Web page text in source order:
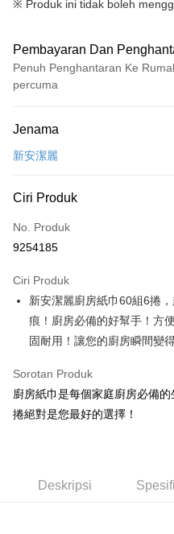
※ Produk ini tidak boleh
Pembayaran Dan
Penuh Penghantaran Ke
percuma
Kad Kredit (Bayaran Penuh)
LINE Pay
Apple Pay
JKOPAY
Easy Wallet
Google Pay
AFTEE
Deskripsi
pengesahan AFTEE akan muncul.
2. Anda boleh meneruskan
3. Tiada bayaran diperlukan
5. Tiada bayaran diperlukan
Pilihan Penghantaran
Jenama
新安潔麗
Ciri Produk
No. Produk
9254185
Ciri Produk
新安潔麗廚房紙巾60組6捲
痕！廚房必備的好幫手！方
固耐用！讓您的廚房瞬間變
Sorotan Produk
廚房紙巾是每個家庭廚房必備
捲絕對是您最好的選擇！
Deskripsi